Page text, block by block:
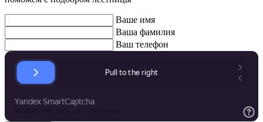
Ваше имя
Ваша фамилия
Ваш телефон